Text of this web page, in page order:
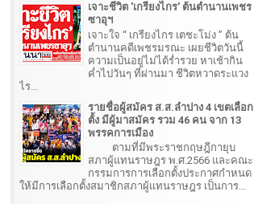
เจาะชีวิต 'เกรียงไกร' ต้นตำนานเพชร
ซาอุฯ
เจาะใจ “ เกรียงไกร เตชะโม่ง ” ต้น
ตำนานคดีเพชรมรณะ เผยชีวิตวันนี้
ความเป็นอยู่ไม่ได้ร่ำรวย หาเช้ากิน
ค่ำไปวันๆ ที่ผ่านมา ชีวิตหวาดระแวง
ไร...
รายชื่อผู้สมัคร ส.ส.ลำปาง 4 เขตเลือก
ตั้ง มีผู้มาสมัคร รวม 46 คน จาก 13
พรรคการเมือง
ตามที่มีพระราชกฤษฎีกายุบ
สภาผู้แทนราษฎร พ.ศ.2566 และคณะ
กรรมการการเลือกตั้งประกาศกำหนด
ให้มีการเลือกตั้งสมาชิกสภาผู้แทนราษฎร เป็นการ...